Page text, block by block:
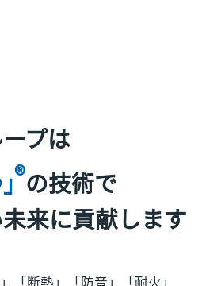
プは
®の技術で
来に貢献します
「断熱」「防音」「耐火」